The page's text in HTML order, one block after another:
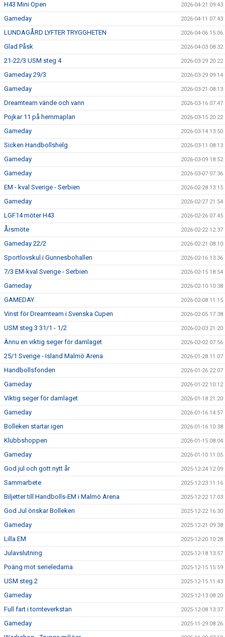
H43 Mini Open 2026-04-21 09:43
Gameday 2026-04-11 07:43
LUNDAGÅRD LYFTER TRYGGHETEN 2026-04-06 15:06
Glad Påsk 2026-04-03 08:32
21-22/3 USM steg 4 2026-03-29 20:22
Gameday 29/3 2026-03-29 09:14
Gameday 2026-03-21 08:13
Dreamteam vände och vann 2026-03-16 07:47
Pojkar 11 på hemmaplan 2026-03-15 20:22
Gameday 2026-03-14 13:50
Sicken Handbollshelg 2026-03-11 08:13
Gameday 2026-03-09 18:52
Gameday 2026-03-07 07:36
EM - kval Sverige - Serbien 2026-02-28 13:15
Gameday 2026-02-27 21:54
LGF14 möter H43 2026-02-26 07:45
Årsmöte 2026-02-22 12:37
Gameday 22/2 2026-02-21 08:10
Sportlovskul i Gunnesbohallen 2026-02-16 13:36
7/3 EM-kval Sverige - Serbien 2026-02-15 18:54
Gameday 2026-02-10 10:38
GAMEDAY 2026-02-08 11:15
Vinst för Dreamteam i Svenska Cupen 2026-02-05 17:38
USM steg 3 31/1 - 1/2 2026-02-03 21:20
Ännu en viktig seger för damlaget 2026-02-02 07:56
25/1 Sverige - Island Malmö Arena 2026-01-28 11:07
Handbollsfonden 2026-01-26 22:07
Gameday 2026-01-22 10:12
Viktig seger för damlaget 2026-01-18 21:20
Gameday 2026-01-16 14:57
Bolleken startar igen 2026-01-16 10:38
Klubbshoppen 2026-01-15 08:04
Gameday 2026-01-10 11:05
God jul och gott nytt år 2025-12-24 12:09
Sammarbete 2025-12-23 11:16
Biljetter till Handbolls-EM i Malmö Arena 2025-12-22 17:03
God Jul önskar Bolleken 2025-12-22 16:30
Gameday 2025-12-21 09:38
Lilla EM 2025-12-20 10:28
Julavslutning 2025-12-18 13:57
Poäng mot serieledarna 2025-12-15 15:59
USM steg 2 2025-12-15 11:43
Gameday 2025-12-13 08:20
Full fart i tomteverkstan 2025-12-08 13:37
Gameday 2025-11-29 08:26